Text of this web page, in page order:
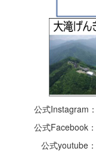
公式Instagram：
公式Facebook：
公式youtube：